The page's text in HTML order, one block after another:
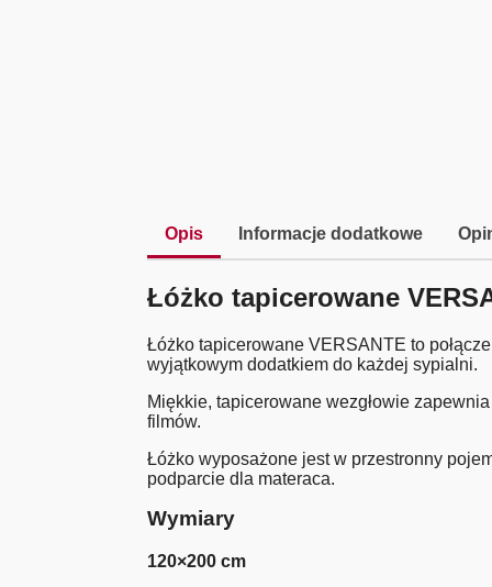
Opis Informacje dodatkowe
Łóżko tapicerowane
Łóżko tapicerowane VERSANTE to
wyjątkowym dodatkiem do każdej sypialni.
Miękkie, tapicerowane wezgłowie
filmów.
Łóżko wyposażone jest w przestronny
podparcie dla materaca.
Wymiary
120×200 cm